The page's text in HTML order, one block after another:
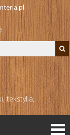
tekstylia,